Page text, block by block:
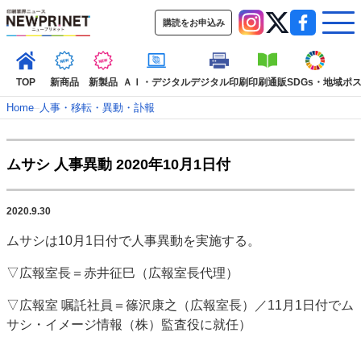
購読をお申込み
TOP 新商品 新製品 ＡＩ・デジタルデジタル印刷印刷通販SDGs・地域ポ
インタビュー
コレクション
SDGs・地域
ポストプレス ビジネス イベント
市場・統計
人事・移転・異動・訃報
特集記事カテゴリー一覧
Home–人事・移転・異動・訃報
ムサシ 人事異動 2020年10月1日付
2020.9.30
ムサシは10月1日付で人事異動を実施する。
▽広報室長＝赤井征巳（広報室長代理）
▽広報室 嘱託社員＝篠沢康之（広報室長）／11月1日付でム
サシ・イメージ情報（株）監査役に就任）